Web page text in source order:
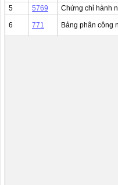
5
5769 Chứng chỉ hành
6 771 Bảng phân công